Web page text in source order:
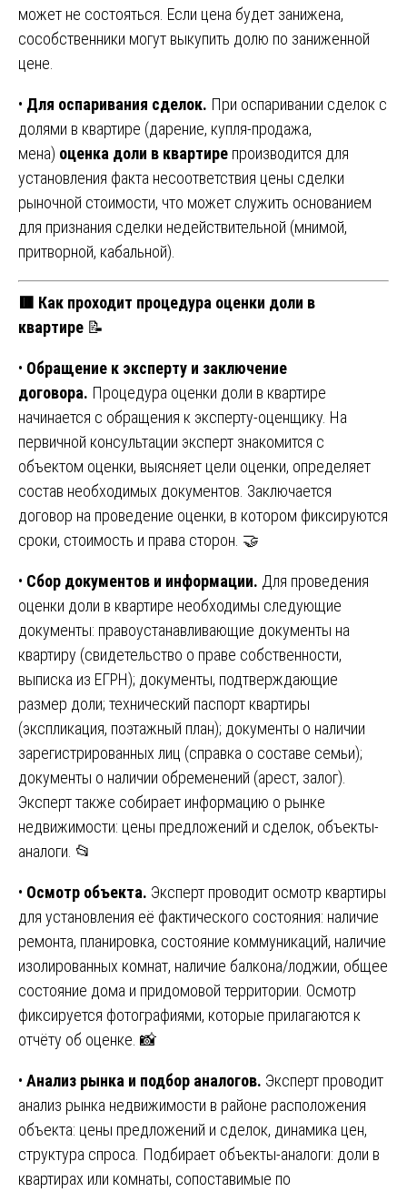
может не состояться. Если цена будет занижена,
сособственники могут выкупить долю по заниженной
цене.
• Для оспаривания сделок. При оспаривании сделок с
долями в квартире (дарение, купля-продажа,
мена) оценка доли в квартире производится для
установления факта несоответствия цены сделки
рыночной стоимости, что может служить основанием
для признания сделки недействительной (мнимой,
притворной, кабальной).
🟥 Как проходит процедура оценки доли в
квартире 📝
• Обращение к эксперту и заключение
договора. Процедура оценки доли в квартире
начинается с обращения к эксперту-оценщику. На
первичной консультации эксперт знакомится с
объектом оценки, выясняет цели оценки, определяет
состав необходимых документов. Заключается
договор на проведение оценки, в котором фиксируются
сроки, стоимость и права сторон. 🤝
• Сбор документов и информации. Для проведения
оценки доли в квартире необходимы следующие
документы: правоустанавливающие документы на
квартиру (свидетельство о праве собственности,
выписка из ЕГРН); документы, подтверждающие
размер доли; технический паспорт квартиры
(экспликация, поэтажный план); документы о наличии
зарегистрированных лиц (справка о составе семьи);
документы о наличии обременений (арест, залог).
Эксперт также собирает информацию о рынке
недвижимости: цены предложений и сделок, объекты-
аналоги. 📂
• Осмотр объекта. Эксперт проводит осмотр квартиры
для установления её фактического состояния: наличие
ремонта, планировка, состояние коммуникаций, наличие
изолированных комнат, наличие балкона/лоджии, общее
состояние дома и придомовой территории. Осмотр
фиксируется фотографиями, которые прилагаются к
отчёту об оценке. 📸
• Анализ рынка и подбор аналогов. Эксперт проводит
анализ рынка недвижимости в районе расположения
объекта: цены предложений и сделок, динамика цен,
структура спроса. Подбирает объекты-аналоги: доли в
квартирах или комнаты, сопоставимые по